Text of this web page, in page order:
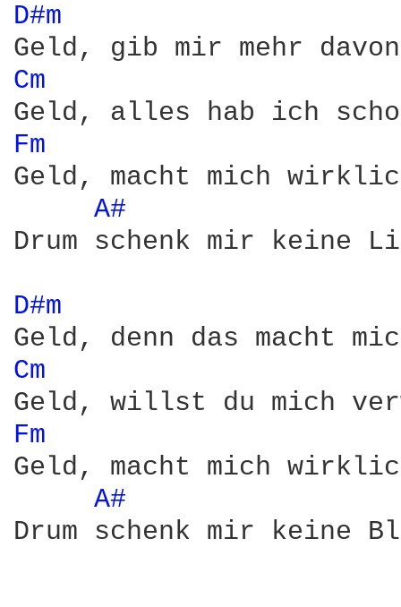
D#m
Cm
Fm
Geld, macht mich
A#
Drum schenk mir keine
D#m
Cm
Fm
Geld, macht mich
A#